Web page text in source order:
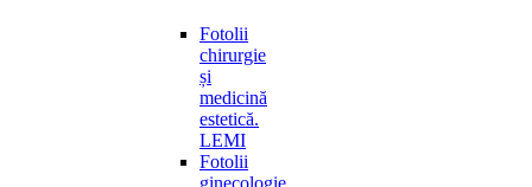
Fotolii
chirurgie
și
medicină
estetică.
LEMI
Fotolii
ginecologie